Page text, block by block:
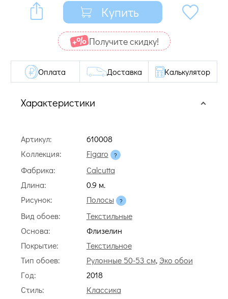
Купить
Получите cкидку!
Характеристики
Артикул:
610008
Коллекция:
Figaro
Фабрика:
Calcutta
Длина:
0.9 м.
Рисунок:
Полосы
Вид обоев:
Текстильные
Основа:
Флизелин
Покрытие:
Текстильное
Тип обоев:
Рулонные 50-53 см, Эко обои
Год:
2018
Стиль:
Классика
Оплата Доставка Калькулятор